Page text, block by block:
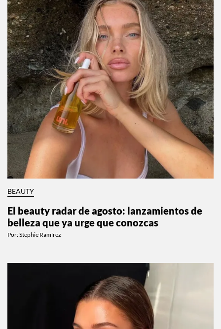
BEAUTY
El beauty radar de agosto: lanzamientos de
belleza que ya urge que conozcas
Por:Stephie Ramírez